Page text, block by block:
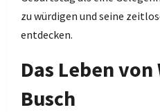
zu würdigen und seine
entdecken.
Das Leben
Busch